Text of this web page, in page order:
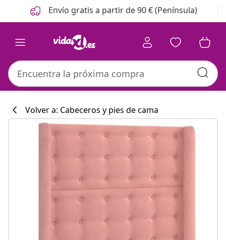
Anterior
Siguiente Envío gratis a partir de 90 € (Península)
#sharemevidaxl
Colección de
Volver a: Cabeceros y pies de cama